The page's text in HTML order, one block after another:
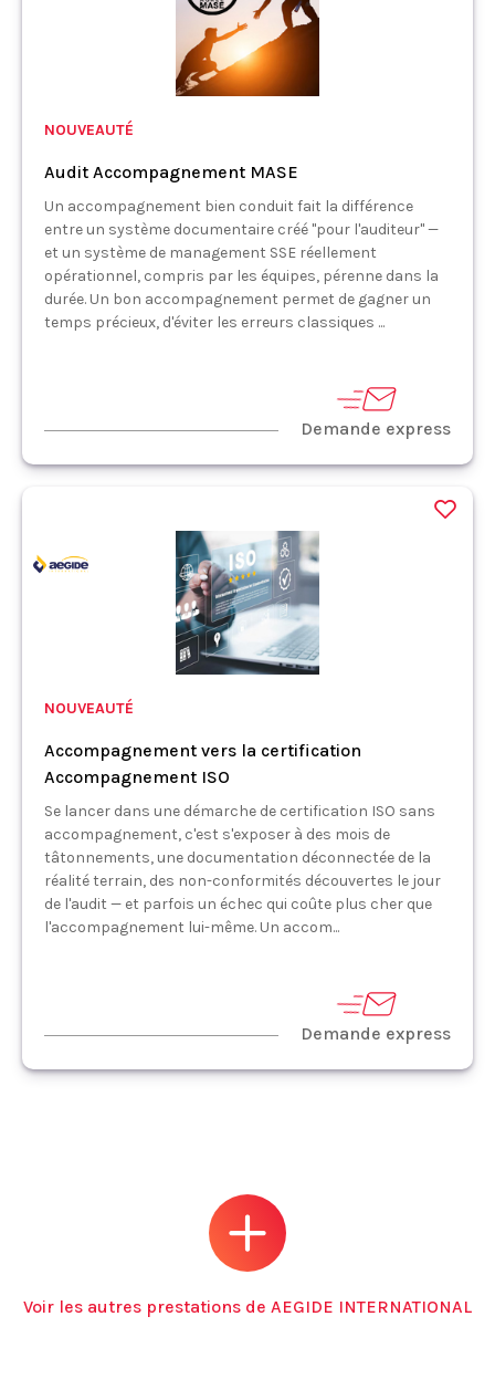
NOUVEAUTÉ
Audit Accompagnement MASE
Un accompagnement bien conduit fait la différence
entre un système documentaire créé "pour l'auditeur" —
et un système de management SSE réellement
opérationnel, compris par les équipes, pérenne dans la
durée. Un bon accompagnement permet de gagner un
temps précieux, d'éviter les erreurs classiques ...
Demande express
NOUVEAUTÉ
Accompagnement vers la certification
Accompagnement ISO
Se lancer dans une démarche de certification ISO sans
accompagnement, c'est s'exposer à des mois de
tâtonnements, une documentation déconnectée de la
réalité terrain, des non-conformités découvertes le jour
de l'audit — et parfois un échec qui coûte plus cher que
l'accompagnement lui-même. Un accom...
Demande express
Voir les autres prestations de AEGIDE INTERNATIONAL